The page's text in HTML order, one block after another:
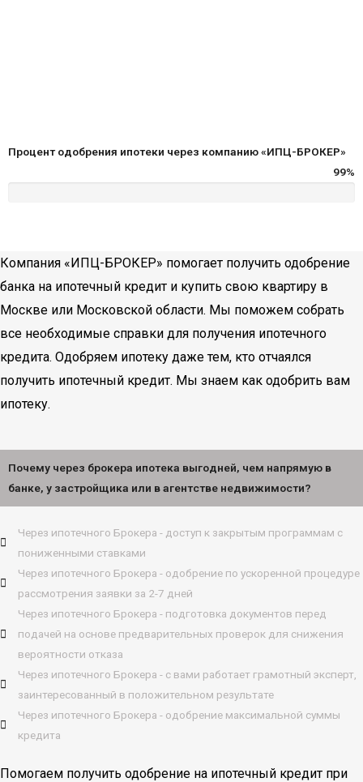
Процент одобрения ипотеки через компанию «ИПЦ-БРОКЕР»
99%
Компания «ИПЦ-БРОКЕР» помогает получить одобрение
банка на ипотечный кредит и купить свою квартиру в
Москве или Московской области. Мы поможем собрать
все необходимые справки для получения ипотечного
кредита. Одобряем ипотеку даже тем, кто отчаялся
получить ипотечный кредит. Мы знаем как одобрить вам
ипотеку.
Почему через брокера ипотека выгодней, чем напрямую в
банке, у застройщика или в агентстве недвижимости?
Через ипотечного Брокера - доступ к закрытым программам с
пониженными ставками
Через ипотечного Брокера - одобрение по ускоренной процедуре
рассмотрения заявки за 2-7 дней
Через ипотечного Брокера - подготовка документов перед
подачей на основе предварительных проверок для снижения
вероятности отказа
Через ипотечного Брокера - с вами работает грамотный эксперт,
заинтересованный в положительном результате
Через ипотечного Брокера - одобрение максимальной суммы
кредита
Помогаем получить одобрение на ипотечный кредит при